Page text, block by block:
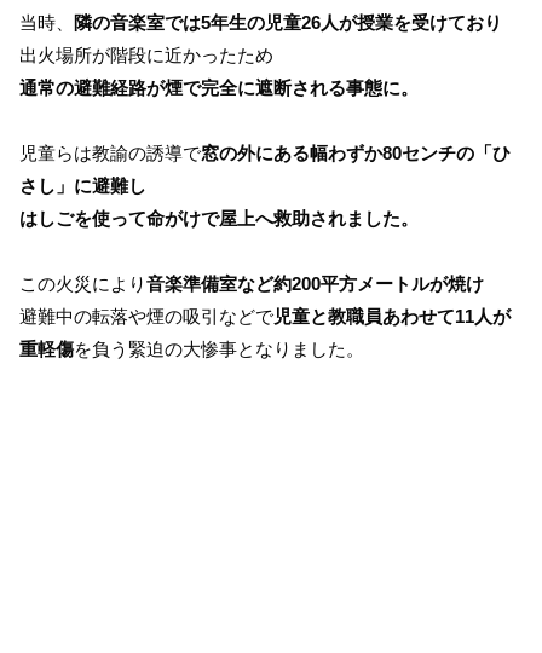
当時、
隣の音楽室では5年生の児童26人が授業を受けており
出火場所が階段に近かったため
通常の避難経路が煙で完全に遮断される事態に。
児童らは教諭の誘導で窓の外にある幅わずか80センチの「ひ
さし」に避難し
はしごを使って命がけで屋上へ救助されました。
この火災により音楽準備室など約200平方メートルが焼け
避難中の転落や煙の吸引などで児童と教職員あわせて11人が
重軽傷を負う緊迫の大惨事となりました。